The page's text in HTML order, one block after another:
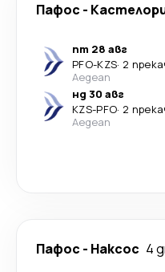
Пафос -
пт 28 авг
PFO-KZS· 2
Aegean
нд 30 авг
KZS-PFO· 2
Aegean
Пафос - Наксос 4